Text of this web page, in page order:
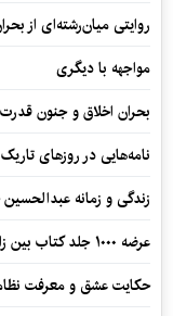
روایتی میان‌رشته‌ای از
مواجهه با دیگری
بحران اخلاق و جنون قدرت
نامه‌هایی در روزهای
زندگی و زمانه
عرضه ۱۰۰۰ جلد کتاب بین زائران اربعین در مرزهای کرمانشاه
حکایت عشق و معرفت